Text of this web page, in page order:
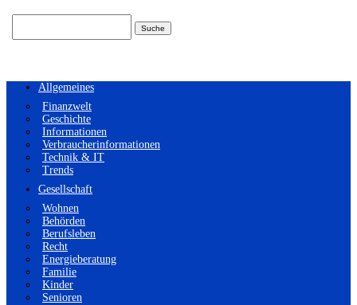
Allgemeines
Finanzwelt
Geschichte
Informationen
Verbraucherinformationen
Technik & IT
Trends
Gesellschaft
Wohnen
Behörden
Berufsleben
Recht
Energieberatung
Familie
Kinder
Senioren